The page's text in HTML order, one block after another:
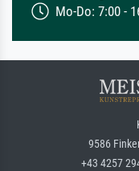
Mo-Do: 7:00 -
9586
+43 4257